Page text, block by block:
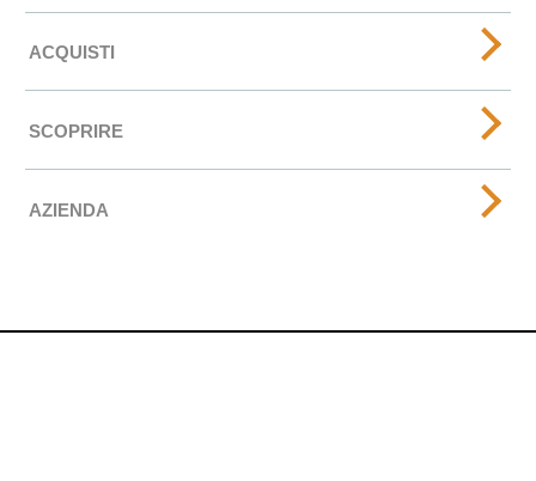
ACQUISTI
SCOPRIRE
AZIENDA